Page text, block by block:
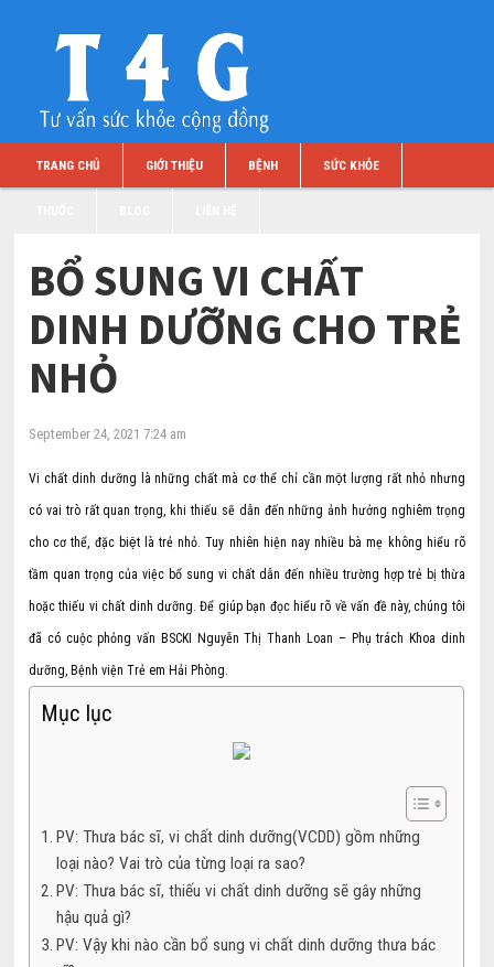
TRANG CHỦ GIỚI THIỆU BỆNH SỨC KHỎE
BỔ SUNG VI CHẤT
DINH DƯỠNG CHO TRẺ
NHỎ
September 24, 2021 7:24 am
Vi chất dinh dưỡng là những chất mà cơ thể chỉ cần một lượng rất nhỏ nhưng
có vai trò rất quan trọng, khi thiếu sẽ dẫn đến những ảnh hưởng nghiêm trọng
cho cơ thể, đặc biệt là trẻ nhỏ. Tuy nhiên hiện nay nhiều bà mẹ không hiểu rõ
tầm quan trọng của việc bổ sung vi chất dẫn đến nhiều trường hợp trẻ bị thừa
hoặc thiếu vi chất dinh dưỡng. Để giúp bạn đọc hiểu rõ về vấn đề này, chúng tôi
đã có cuộc phỏng vấn BSCKI Nguyễn Thị Thanh Loan – Phụ trách Khoa dinh
dưỡng, Bệnh viện Trẻ em Hải Phòng.
Mục lục
PV: Thưa bác sĩ, vi chất dinh dưỡng(VCDD) gồm những
loại nào? Vai trò của từng loại ra sao?
PV: Thưa bác sĩ, thiếu vi chất dinh dưỡng sẽ gây những
hậu quả gì?
PV: Vậy khi nào cần bổ sung vi chất dinh dưỡng thưa bác